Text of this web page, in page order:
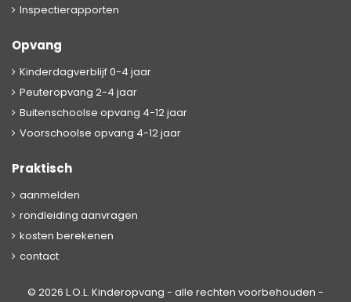
Inspectierapporten
Opvang
Kinderdagverblijf 0-4 jaar
Peuteropvang 2-4 jaar
Buitenschoolse opvang 4-12 jaar
Voorschoolse opvang 4-12 jaar
Praktisch
aanmelden
rondleiding aanvragen
kosten berekenen
contact
© 2026 L.O.L. Kinderopvang - alle rechten voorbehouden -